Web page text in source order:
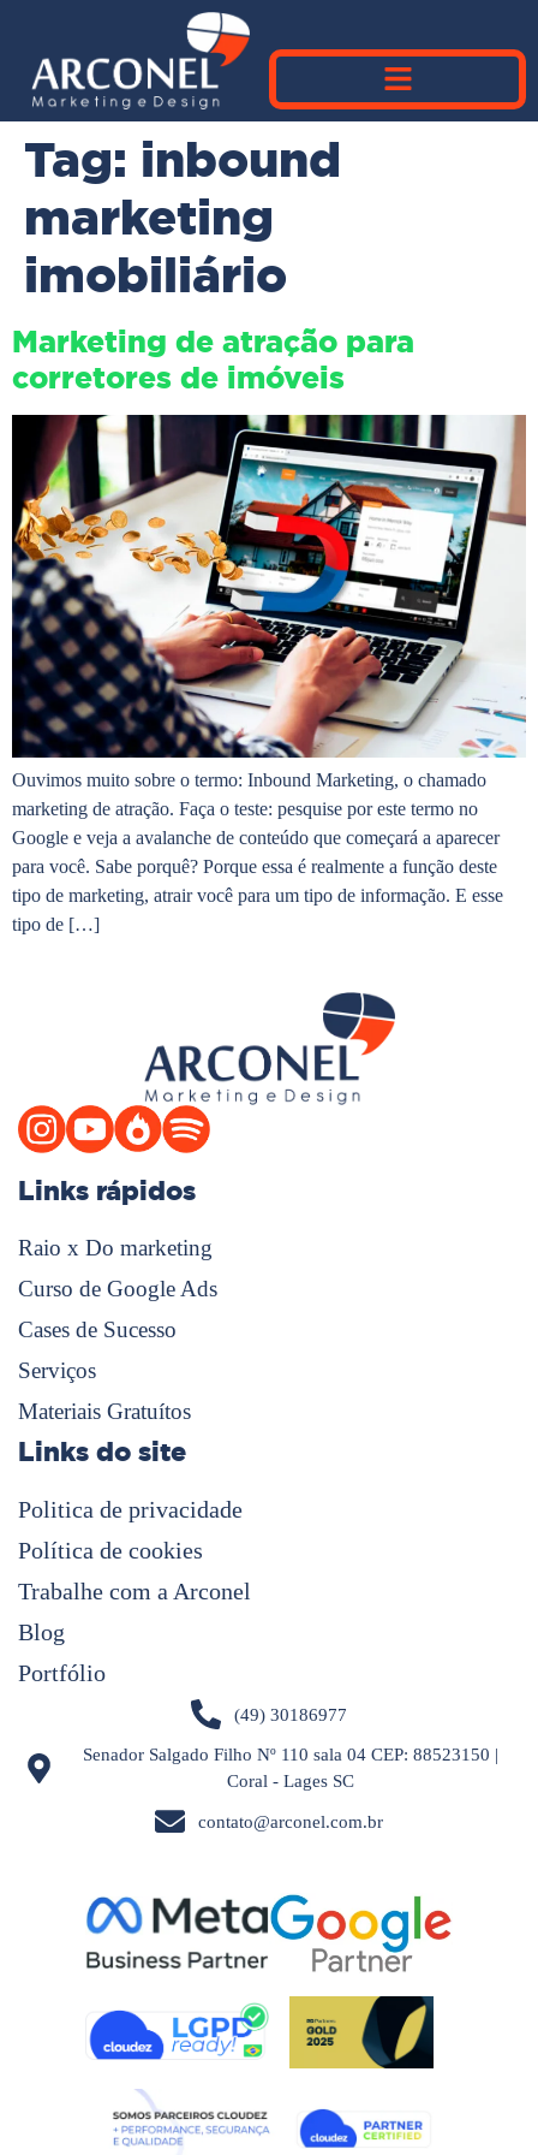
Tag: inbound
marketing
imobiliário
Marketing de atração para
corretores de imóveis
Ouvimos muito sobre o termo: Inbound Marketing, o chamado
marketing de atração. Faça o teste: pesquise por este termo no
Google e veja a avalanche de conteúdo que começará a aparecer
para você. Sabe porquê? Porque essa é realmente a função deste
tipo de marketing, atrair você para um tipo de informação. E esse
tipo de […]
Links rápidos
Raio x Do marketing
Curso de Google Ads
Cases de Sucesso
Serviços
Materiais Gratuítos
Links do site
Politica de privacidade
Política de cookies
Trabalhe com a Arconel
Blog
Portfólio
(49) 30186977
Senador Salgado Filho Nº 110 sala 04 CEP: 88523150 |
Coral - Lages SC
contato@arconel.com.br